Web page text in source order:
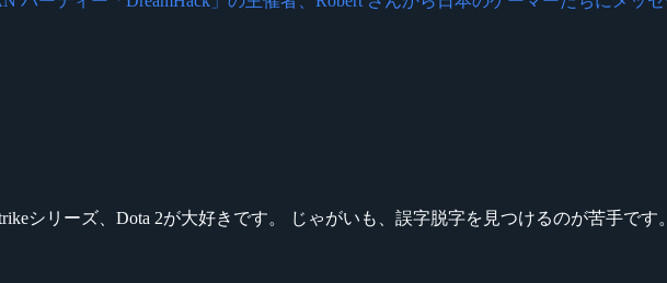
シリーズ、Dota 2が大好きです。 じゃがいも、誤字脱字を見つけるのが苦手で